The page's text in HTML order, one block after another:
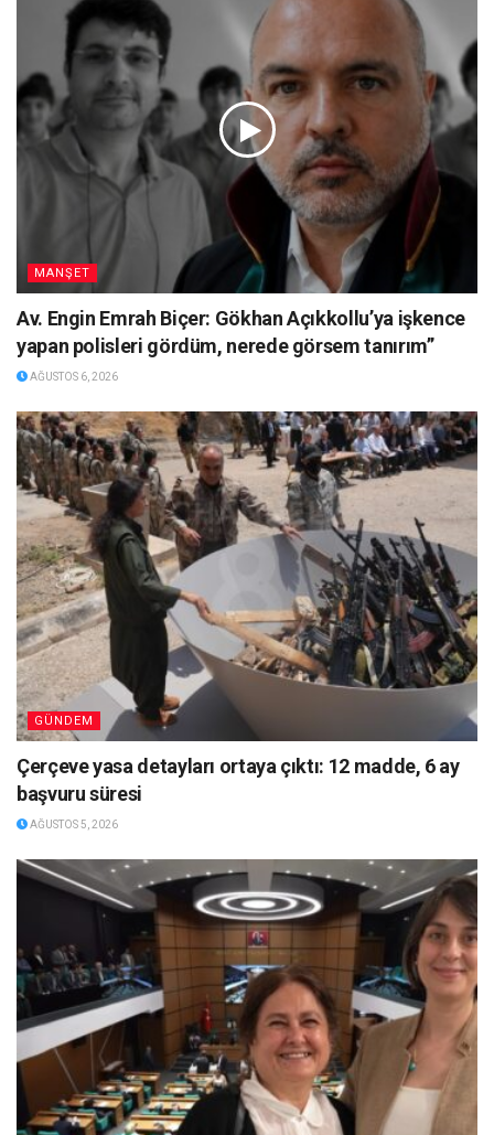
MANŞET
Av. Engin Emrah Biçer: Gökhan Açıkkollu’ya işkence
yapan polisleri gördüm, nerede görsem tanırım”
AĞUSTOS 6, 2026
GÜNDEM
Çerçeve yasa detayları ortaya çıktı: 12 madde, 6 ay
başvuru süresi
AĞUSTOS 5, 2026